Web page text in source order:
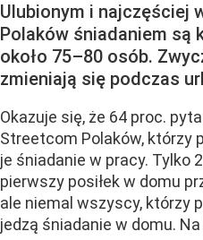
Ulubionym i najczęściej
Polaków śniadaniem są
około 75–80 osób.
zmieniają się podczas
Okazuje się, że 64 proc.
Streetcom Polaków, którzy
je śniadanie w pracy. Tylko
pierwszy posiłek w domu
ale niemal wszyscy, którzy
jedzą śniadanie w domu.